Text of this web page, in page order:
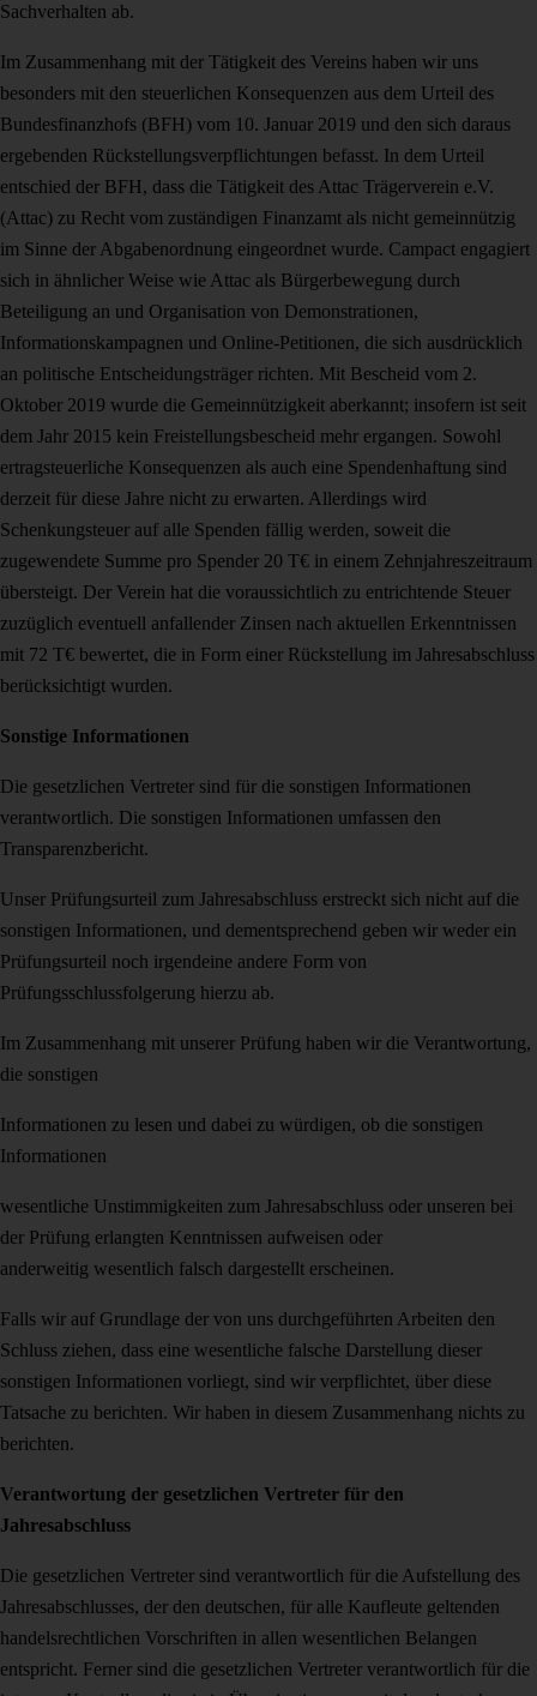
Sachverhalten ab.
Im Zusammenhang mit der Tätigkeit des Vereins haben wir uns
besonders mit den steuerlichen Konsequenzen aus dem Urteil des
Bundesfinanzhofs (BFH) vom 10. Januar 2019 und den sich daraus
ergebenden Rückstellungsverpflichtungen befasst. In dem Urteil
entschied der BFH, dass die Tätigkeit des Attac Trägerverein e.V.
(Attac) zu Recht vom zuständigen Finanzamt als nicht gemeinnützig
im Sinne der Abgabenordnung eingeordnet wurde. Campact engagiert
sich in ähnlicher Weise wie Attac als Bürgerbewegung durch
Beteiligung an und Organisation von Demonstrationen,
Informationskampagnen und Online-Petitionen, die sich ausdrücklich
an politische Entscheidungsträger richten. Mit Bescheid vom 2.
Oktober 2019 wurde die Gemeinnützigkeit aberkannt; insofern ist seit
dem Jahr 2015 kein Freistellungsbescheid mehr ergangen. Sowohl
ertragsteuerliche Konsequenzen als auch eine Spendenhaftung sind
derzeit für diese Jahre nicht zu erwarten. Allerdings wird
Schenkungsteuer auf alle Spenden fällig werden, soweit die
zugewendete Summe pro Spender 20 T€ in einem Zehnjahreszeitraum
übersteigt. Der Verein hat die voraussichtlich zu entrichtende Steuer
zuzüglich eventuell anfallender Zinsen nach aktuellen Erkenntnissen
mit 72 T€ bewertet, die in Form einer Rückstellung im Jahresabschluss
berücksichtigt wurden.
Sonstige Informationen
Die gesetzlichen Vertreter sind für die sonstigen Informationen
verantwortlich. Die sonstigen Informationen umfassen den
Transparenzbericht.
Unser Prüfungsurteil zum Jahresabschluss erstreckt sich nicht auf die
sonstigen Informationen, und dementsprechend geben wir weder ein
Prüfungsurteil noch irgendeine andere Form von
Prüfungsschlussfolgerung hierzu ab.
Im Zusammenhang mit unserer Prüfung haben wir die Verantwortung,
die sonstigen
Informationen zu lesen und dabei zu würdigen, ob die sonstigen
Informationen
wesentliche Unstimmigkeiten zum Jahresabschluss oder unseren bei
der Prüfung erlangten Kenntnissen aufweisen oder
anderweitig wesentlich falsch dargestellt erscheinen.
Falls wir auf Grundlage der von uns durchgeführten Arbeiten den
Schluss ziehen, dass eine wesentliche falsche Darstellung dieser
sonstigen Informationen vorliegt, sind wir verpflichtet, über diese
Tatsache zu berichten. Wir haben in diesem Zusammenhang nichts zu
berichten.
Verantwortung der gesetzlichen Vertreter für den
Jahresabschluss
Die gesetzlichen Vertreter sind verantwortlich für die Aufstellung des
Jahresabschlusses, der den deutschen, für alle Kaufleute geltenden
handelsrechtlichen Vorschriften in allen wesentlichen Belangen
entspricht. Ferner sind die gesetzlichen Vertreter verantwortlich für die